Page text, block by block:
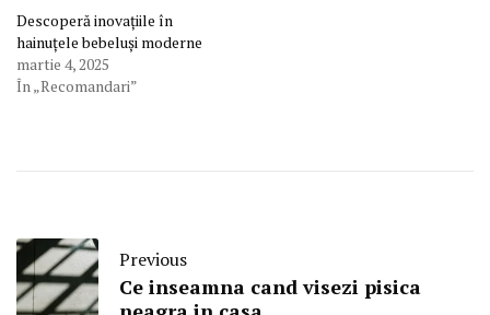
Descoperă inovațiile în
hainuțele bebeluși moderne
martie 4, 2025
În „Recomandari”
Previous
Ce inseamna cand visezi pisica